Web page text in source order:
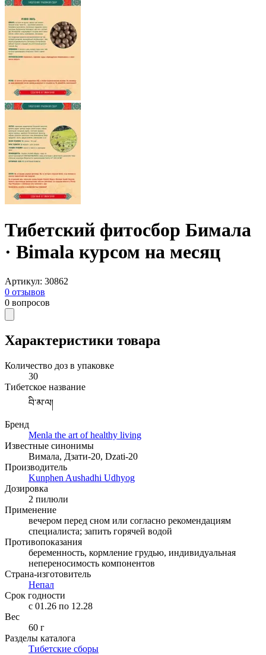
Тибетский фитосбор Бимала
· Bimala курсом на месяц
Артикул: 30862
0 отзывов
0 вопросов
Характеристики товара
Количество доз в упаковке
30
Тибетское название
བི་མ་ལ།
Бренд
Menla the art of healthy living
Известные синонимы
Вимала, Дзати-20, Dzati-20
Производитель
Kunphen Aushadhi Udhyog
Дозировка
2 пилюли
Применение
вечером перед сном или согласно рекомендациям
специалиста; запить горячей водой
Противопоказания
беременность, кормление грудью, индивидуальная
непереносимость компонентов
Страна-изготовитель
Непал
Срок годности
c 01.26 по 12.28
Вес
60 г
Разделы каталога
Тибетские сборы